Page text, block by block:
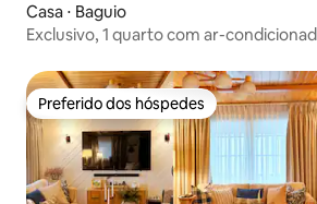
Casa ⋅ Baguio
Exclusivo, 1 quarto com ar-
Preferido dos hóspedes
Preferido dos hóspedes